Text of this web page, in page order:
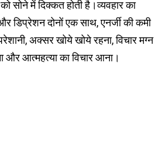
सोने में दिक्कत होती है।व्यवहार का
डिप्रेशन दोनों एक साथ, एनर्जी की कमी
अक्सर खोये खोये रहना, विचार मग्न
और आत्महत्या का विचार आना।